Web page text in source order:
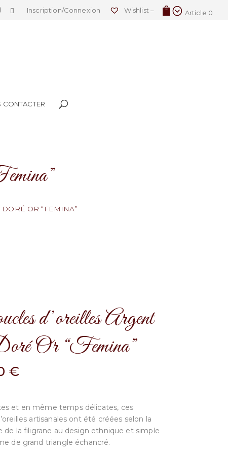
Inscription/Connexion Wishlist – Article 0
CONTACTER
OR “FEMINA”
d’oreilles Argent
Or “Femina”
€
et en même temps délicates, ces
artisanales ont été créées selon la
de la filigrane au design ethnique et simple
de grand triangle échancré.